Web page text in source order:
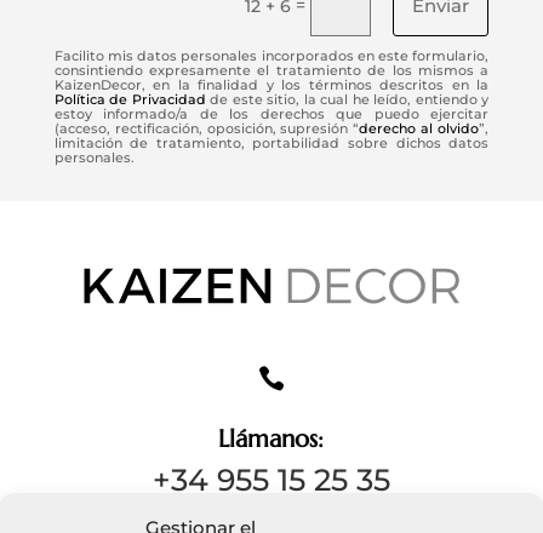
Gestionar el
12 + 6 = Enviar
Facilito mis datos personales incorporados en este formulario,
consintiendo expresamente el tratamiento de los mismos a
KaizenDecor, en la finalidad y los términos descritos en la
Política de Privacidad de este sitio, la cual he leído, entiendo y
estoy informado/a de los derechos que puedo ejercitar
(acceso, rectificación, oposición, supresión “derecho al olvido”,
limitación de tratamiento, portabilidad sobre dichos datos
personales.

Llámanos:
+34 955 15 25 35